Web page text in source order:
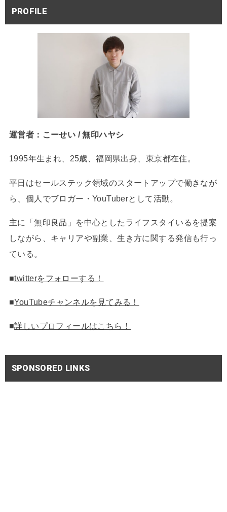
PROFILE
運営者：こーせい / 無印ハヤシ
1995年生まれ、25歳、福岡県出身、東京都在住。
平日はセールステック領域のスタートアップで働きなが
ら、個人でブロガー・YouTuberとして活動。
主に「無印良品」を中心としたライフスタイいるを提案
しながら、キャリアや副業、生き方に関する発信も行っ
ている。
■twitterをフォローする！
■YouTubeチャンネルを見てみる！
■詳しいプロフィールはこちら！
SPONSORED LINKS